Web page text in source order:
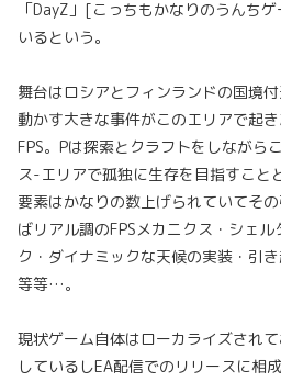
「DayZ」[こっちもかなりのうんち
いるという。
舞台はロシアとフィンランドの国境
動かす大きな事件がこのエリアで起
FPS。Pは探索とクラフトをしながら
ス-エリアで孤独に生存を目指すこと
要素はかなりの数上げられていてそ
ばリアル調のFPSメカニクス・シェ
ク・ダイナミックな天候の実装・引
等等…。
現状ゲーム自体はローカライズされ
しているしEA配信でのリリースに相